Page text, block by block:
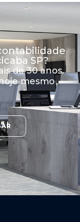
SP?
de 30 anos.
mesmo